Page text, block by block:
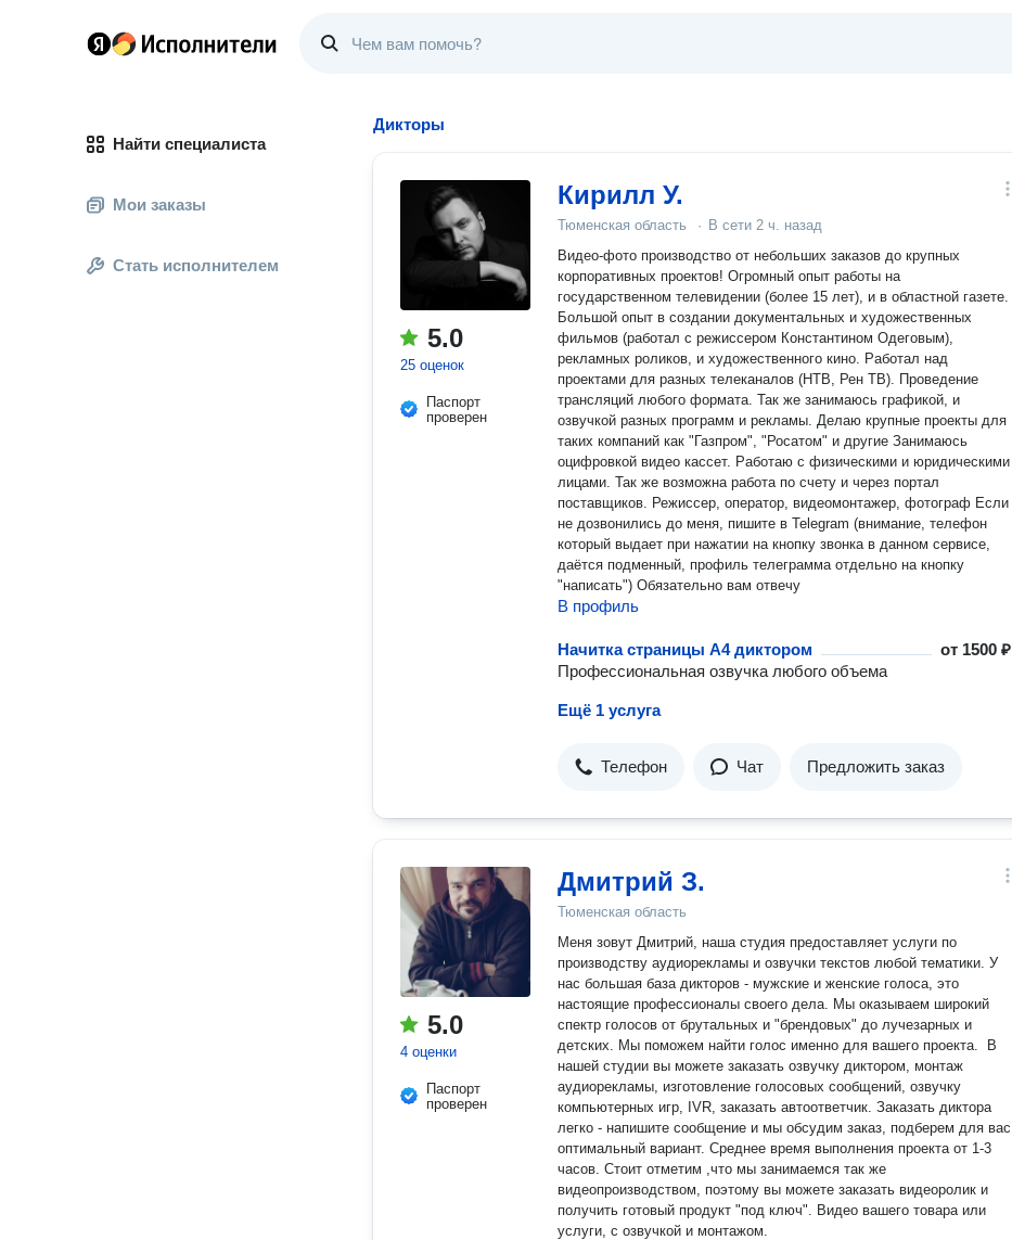
Найти специалиста
Мои заказы
Стать исполнителем
Дикторы
5.0
25 оценок
Паспорт
проверен
Кирилл У.
Тюменская область · В сети 2 ч. назад
Видео-фото производство от небольших заказов до крупных
корпоративных проектов! Огромный опыт работы на
государственном телевидении (более 15 лет), и в областной газете.
Большой опыт в создании документальных и художественных
фильмов (работал с режиссером Константином Одеговым),
рекламных роликов, и художественного кино. Работал над
проектами для разных телеканалов (НТВ, Рен ТВ). Проведение
трансляций любого формата. Так же занимаюсь графикой, и
озвучкой разных программ и рекламы. Делаю крупные проекты для
таких компаний как "Газпром", "Росатом" и другие Занимаюсь
оцифровкой видео кассет. Работаю с физическими и юридическими
лицами. Так же возможна работа по счету и через портал
поставщиков. Режиссер, оператор, видеомонтажер, фотограф Если
не дозвонились до меня, пишите в Telegram (внимание, телефон
который выдает при нажатии на кнопку звонка в данном сервисе,
даётся подменный, профиль телеграмма отдельно на кнопку
"написать") Обязательно вам отвечу
В профиль
Начитка страницы A4 диктором от 1500 ₽
Профессиональная озвучка любого объема
Ещё 1 услуга
Телефон Чат Предложить заказ
5.0
4 оценки
Паспорт
проверен
Дмитрий З.
Тюменская область
Меня зовут Дмитрий, наша студия предоставляет услуги по
производству аудиорекламы и озвучки текстов любой тематики. У
нас большая база дикторов - мужские и женские голоса, это
настоящие профессионалы своего дела. Мы оказываем широкий
спектр голосов от брутальных и "брендовых" до лучезарных и
детских. Мы поможем найти голос именно для вашего проекта. ​ В
нашей студии вы можете заказать озвучку диктором, монтаж
аудиорекламы, изготовление голосовых сообщений, озвучку
компьютерных игр, IVR, заказать автоответчик. Заказать диктора
легко - напишите сообщение и мы обсудим заказ, подберем для вас
оптимальный вариант. Среднее время выполнения проекта от 1-3
часов. Стоит отметим ,что мы занимаемся так же
видеопроизводством, поэтому вы можете заказать видеоролик и
получить готовый продукт "под ключ". Видео вашего товара или
услуги, с озвучкой и монтажом. ​